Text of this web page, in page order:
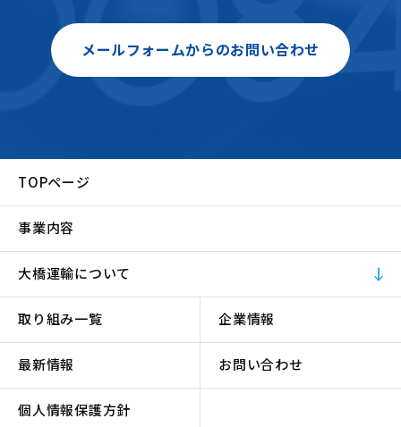
メールフォームからのお問い合わせ
TOPページ
事業内容
大橋運輸について
取り組み一覧 企業情報
最新情報 お問い合わせ
個人情報保護方針